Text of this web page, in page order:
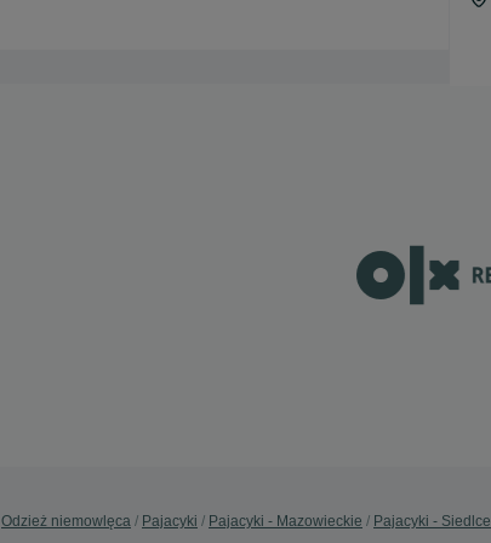
Odzież niemowlęca Pajacyki Pajacyki - Mazowieckie Pajacyki - Siedlce